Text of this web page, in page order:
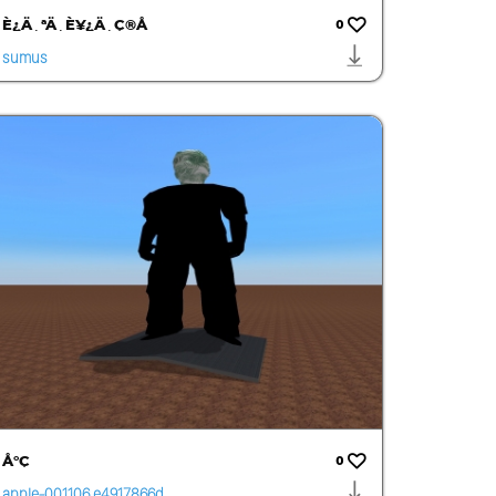
È¿Ä¸ªÄ¸È¥¿Ä¸Ç®Å 0
sumus
Å°Ç 0